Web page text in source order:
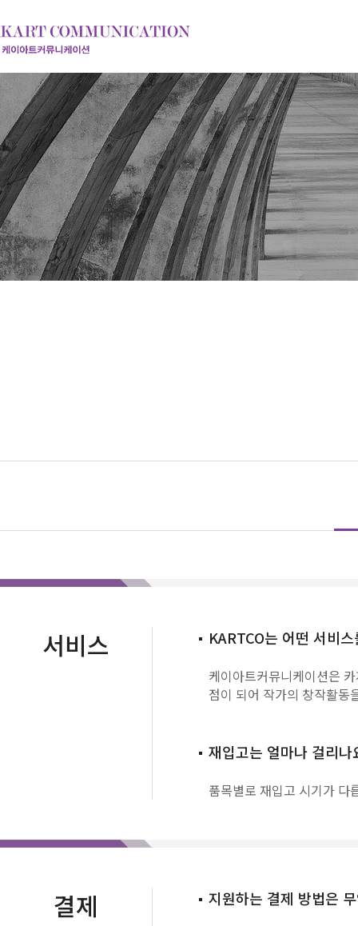
서비스 KARTCO는 어떤 서비
케이아트커뮤니케이션은
점이 되어 작가의 창작활
재입고는 얼마나 걸리나
품목별로 재입고 시기가 다
결제 지원하는 결제 방법은